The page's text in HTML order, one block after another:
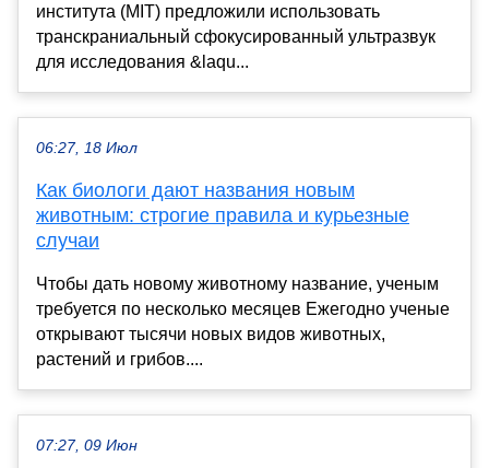
института (MIT) предложили использовать
транскраниальный сфокусированный ультразвук
для исследования &laqu...
06:27, 18 Июл
Как биологи дают названия новым
животным: строгие правила и курьезные
случаи
Чтобы дать новому животному название, ученым
требуется по несколько месяцев Ежегодно ученые
открывают тысячи новых видов животных,
растений и грибов....
07:27, 09 Июн